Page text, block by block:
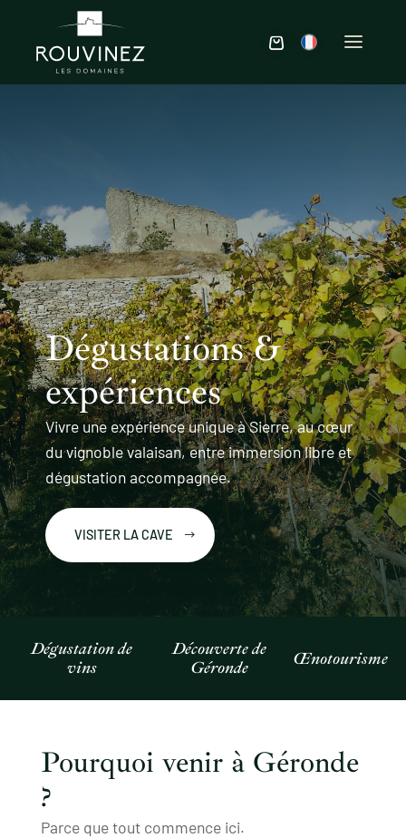
Dégustations &
expériences
Vivre une expérience unique à Sierre, au cœur
du vignoble valaisan, entre immersion libre et
dégustation accompagnée.
VISITER LA CAVE
Dégustation de
vins
Découverte de
Géronde
Œnotourisme
Pourquoi venir à Géronde
?
Parce que tout commence ici.